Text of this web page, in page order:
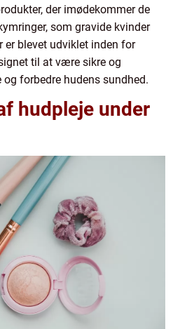
der imødekommer de
som gravide kvinder
er blevet udviklet inden for
til at være sikre og
forbedre hudens sundhed.
hudpleje under